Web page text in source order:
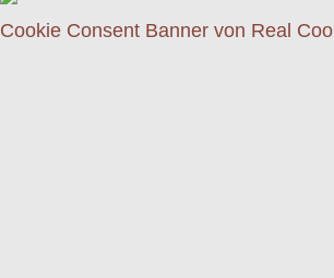
Cookie Consent Banner von Real